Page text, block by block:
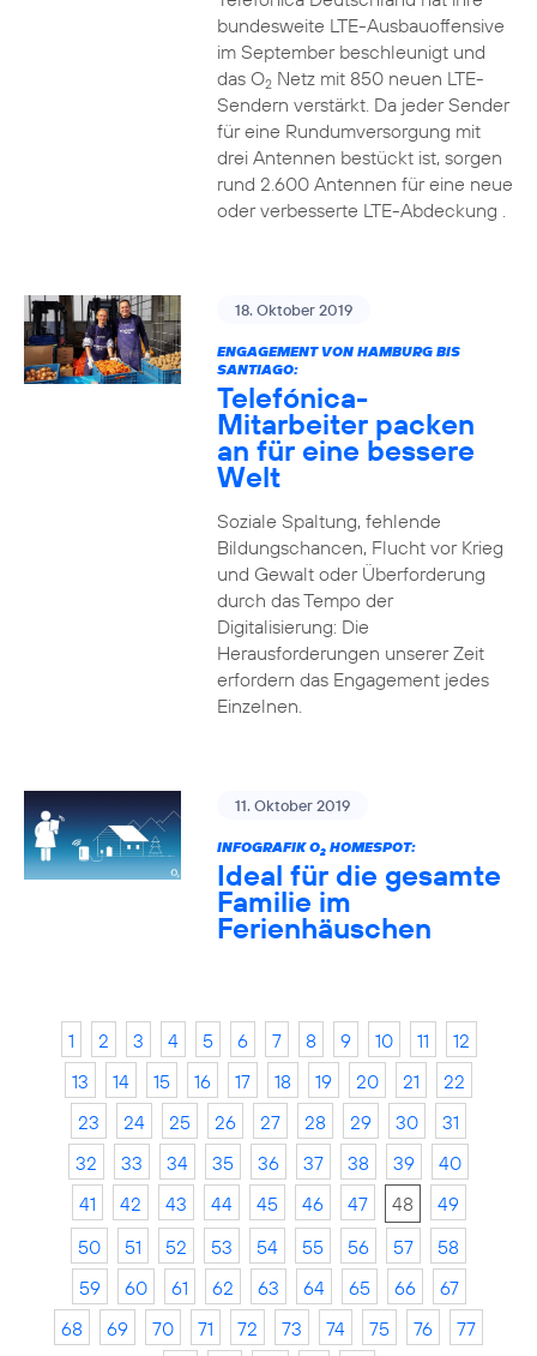
bundesweite LTE-Ausbauoffensive
im September beschleunigt und
das O2Netz mit 850 neuen LTE-
Sendern verstärkt. Da jeder Sender
für eine Rundumversorgung mit
drei Antennen bestückt ist, sorgen
rund 2.600 Antennen für eine neue
oder verbesserte LTE-Abdeckung .
18. Oktober 2019
ENGAGEMENT VON HAMBURG BIS
SANTIAGO:
Telefónica-
Mitarbeiter packen
an für eine bessere
Welt
Soziale Spaltung, fehlende
Bildungschancen, Flucht vor Krieg
und Gewalt oder Überforderung
durch das Tempo der
Digitalisierung: Die
Herausforderungen unserer Zeit
erfordern das Engagement jedes
Einzelnen.
11. Oktober 2019
INFOGRAFIK O2HOMESPOT:
Ideal für die gesamte
Familie im
Ferienhäuschen
1 2 3 4 5 6 7 8 9 10 11
12
13
14 15 16 17 18 19 20 21
22
23
24 25 26 27 28 29 30
31
32
33 34 35 36 37 38 39
40
41
42 43 44 45 46 47 48
49
50
51 52 53 54 55 56 57
58
59
60 61 62 63 64 65 66
67
68
69 70 71 72 73 74 75 76
77